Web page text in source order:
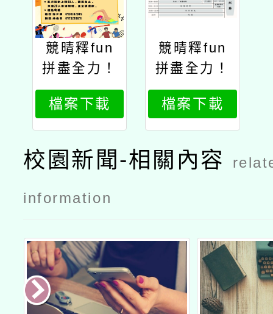
競晴釋fun
拼盡全力！
選手們的奇
幻冒險
檔案下載
競晴釋fun
拼盡全力！
選手們的奇
幻冒險1
檔案下載
校園新聞-相關內容
information